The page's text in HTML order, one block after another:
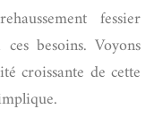
fessier
besoins. Voyons
croissante de cette